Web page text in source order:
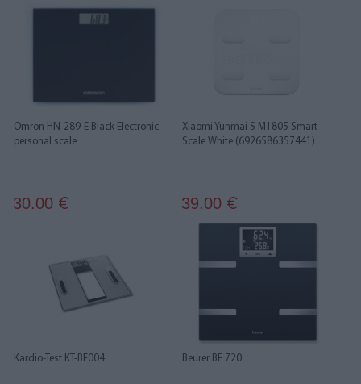
Omron HN-289-E Black Electronic
personal scale
30.00 €
Xiaomi Yunmai S M1805 Smart
Scale White (6926586357441)
39.00 €
Kardio-Test KT-BF004 Beurer BF 720